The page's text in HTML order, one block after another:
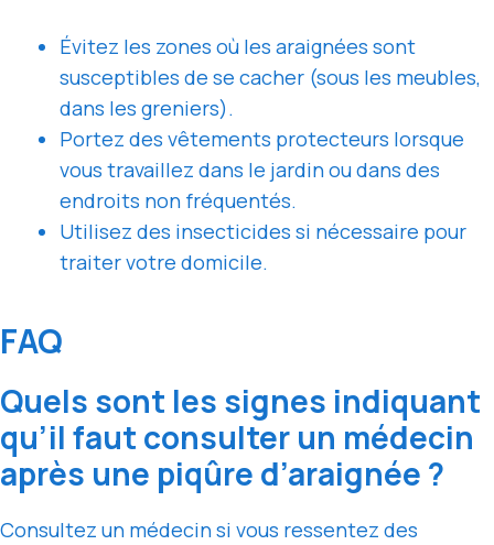
Évitez les zones où les araignées sont
susceptibles de se cacher (sous les meubles,
dans les greniers).
Portez des vêtements protecteurs lorsque
vous travaillez dans le jardin ou dans des
endroits non fréquentés.
Utilisez des insecticides si nécessaire pour
traiter votre domicile.
FAQ
Quels sont les signes indiquant
qu’il faut consulter un médecin
après une piqûre d’araignée ?
Consultez un médecin si vous ressentez des